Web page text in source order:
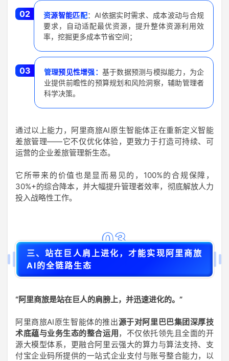
02 资源智能匹配：AI依据实时需求、成本波动与合规
要求，自动适配最优资源，提升整体资源利用效
率，挖掘更多成本节省空间；
03 管理预见性增强： 基于数据预测与模拟能力，为企
业提供前瞻性的预算规划和风险洞察，辅助管理者
科学决策。
通过以上能力，阿里商旅AI原生智能体正在重新定义智能
差旅管理——它不仅优化体验，更致力于打造可持续、可
运营的企业差旅管理新生态。
它所带来的价值也是显而易见的，100%的合规保障，
30%+的综合降本，并大幅提升管理者效率，彻底解放人力
投入战略性工作。
03
三、站在巨人肩上进化，才能实现阿里商旅
AI的全链路生态
“阿里商旅是站在巨人的肩膀上，并迅速进化的。”
阿里商旅AI原生智能体的推出源于对阿里巴巴集团深厚技
术底蕴与业务生态的整合运用，不仅依托领先且全面的开
源大模型体系，更融合阿里云强大的算力与算法支持、支
付宝企业码所提供的一站式企业支付与账号整合能力，以